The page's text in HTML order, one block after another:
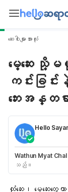
ဆေးဝါးများအားလုံး
မေ့ဆေး သို့
ကင်းခြ
ဘေးအန္တရာ
Hello
Wathun Myat Chal
သည်။
ထုံဆေး၊ မေ့ဆေး